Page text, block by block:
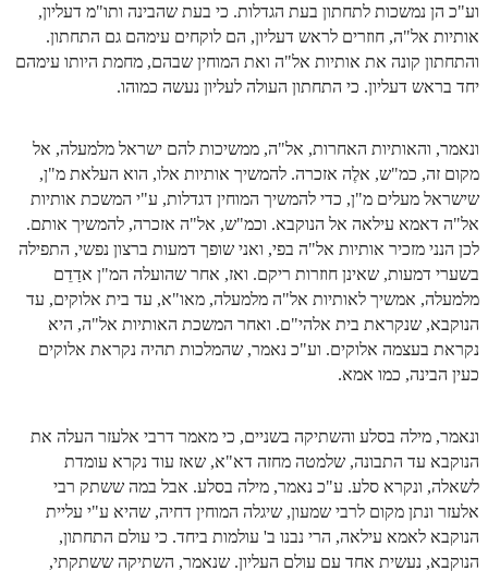
וע"כ הן נמשכות לתחתון בעת הגדלות. כי בעת שהבינה ותו"מ דעליון,
אותיות אל"ה, חוזרים לראש דעליון, הם לוקחים עימהם גם התחתון.
והתחתון קונה את אותיות אל"ה ואת המוחין שבהם, מחמת היותו עימהם
יחד בראש דעליון. כי התחתון העולה לעליון נעשה כמוהו.
ונאמר, והאותיות האחרות, אל"ה, ממשיכות להם ישראל מלמעלה, אל
מקום זה, כמ"ש, אלֶה אזכרה. להמשיך אותיות אלו, הוא העלאת מ"ן,
שישראל מעלים מ"ן, כדי להמשיך המוחין דגדלות, ע"י המשכת אותיות
אל"ה דאמא עילאה אל הנוקבא. וכמ"ש, אל"ה אזכרה, להמשיך אותם.
לכן הנני מזכיר אותיות אל"ה בפי, ואני שופך דמעות ברצון נפשי, התפילה
בשערי דמעות, שאינן חוזרות ריקם. ואז, אחר שהועלה המ"ן אדַדֵם
מלמעלה, אמשיך לאותיות אל"ה מלמעלה, מאו"א, עד בית אלוקים, עד
הנוקבא, שנקראת בית אלהי"ם. ואחר המשכת האותיות אל"ה, היא
נקראת בעצמה אלוקים. וע"כ נאמר, שהמלכות תהיה נקראת אלוקים
כעין הבינה, כמו אמא.
ונאמר, מילה בסלע והשתיקה בשניים, כי מאמר דרבי אלעזר העלה את
הנוקבא עד התבונה, שלמטה מחזה דא"א, שאז עוד נקרא עומדת
לשאלה, ונקרא סלע. ע"כ נאמר, מילה בסלע. אבל במה ששתק רבי
אלעזר ונתן מקום לרבי שמעון, שיגלה המוחין דחיה, שהיא ע"י עליית
הנוקבא לאמא עילאה, הרי נבנו ב' עולמות ביחד. כי עולם התחתון,
הנוקבא, נעשית אחד עם עולם העליון. שנאמר, השתיקה ששתקתי,